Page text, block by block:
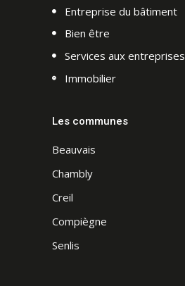
Entreprise du bâtiment
Bien être
Services aux entreprises
Immobilier
Les communes
Beauvais
Chambly
Creil
Compiègne
Senlis